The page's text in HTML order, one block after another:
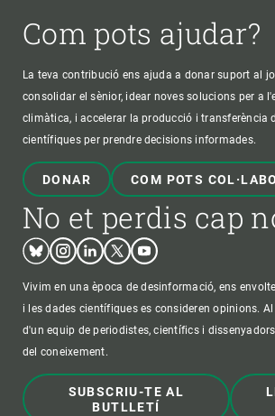
Com pots ajudar?
La teva contribució ens ajuda a donar suport al
consolidar el sènior, idear noves solucions per a
climàtica, i accelerar la producció i transferència
científiques per prendre decisions informades.
DONAR COM POTS
No et perdis cap
BlueskyInstagram
LinkedinTwitterYoutube
Vivim en una època de desinformació, ens
i les dades científiques es consideren opinions. Al
d'un equip de periodistes, científics i
del coneixement.
SUBSCRIU-TE AL
BUTLLETÍ